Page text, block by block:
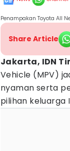
Penampakan Toyota All
Share Article
Jakarta, IDN
Vehicle (MPV)
nyaman serta
pilihan keluarga